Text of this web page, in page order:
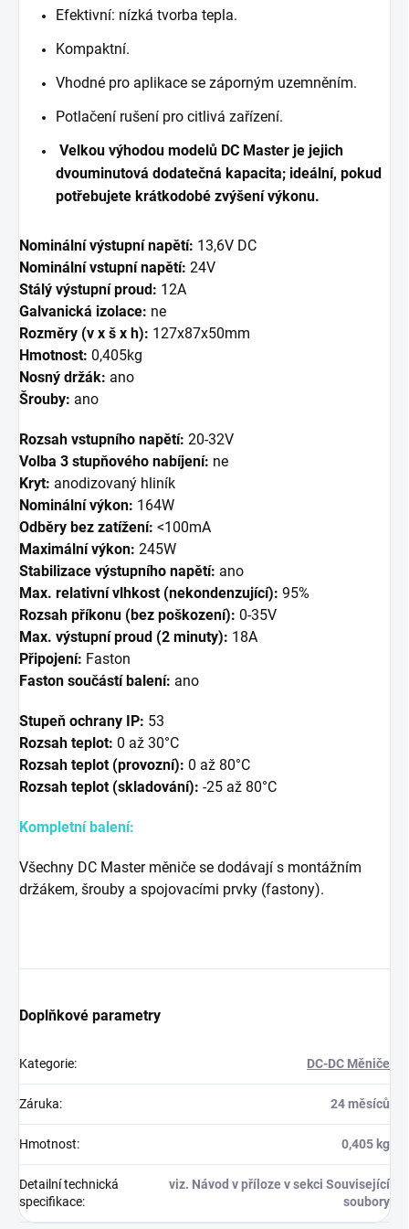
Efektivní: nízká tvorba tepla.
Kompaktní.
Vhodné pro aplikace se záporným uzemněním.
Potlačení rušení pro citlivá zařízení.
Velkou výhodou modelů DC Master je jejich
dvouminutová dodatečná kapacita; ideální, pokud
potřebujete krátkodobé zvýšení výkonu.
Nominální výstupní napětí: 13,6V DC
Nominální vstupní napětí: 24V
Stálý výstupní proud: 12A
Galvanická izolace: ne
Rozměry (v x š x h): 127x87x50mm
Hmotnost: 0,405kg
Nosný držák: ano
Šrouby: ano
Rozsah vstupního napětí: 20-32V
Volba 3 stupňového nabíjení: ne
Kryt: anodizovaný hliník
Nominální výkon: 164W
Odběry bez zatížení: <100mA
Maximální výkon: 245W
Stabilizace výstupního napětí: ano
Max. relativní vlhkost (nekondenzující): 95%
Rozsah příkonu (bez poškození): 0-35V
Max. výstupní proud (2 minuty): 18A
Připojení: Faston
Faston součástí balení: ano
Stupeň ochrany IP: 53
Rozsah teplot: 0 až 30°C
Rozsah teplot (provozní): 0 až 80°C
Rozsah teplot (skladování): -25 až 80°C
Kompletní balení:
Všechny DC Master měniče se dodávají s montážním
držákem, šrouby a spojovacími prvky (fastony).
Doplňkové parametry
Kategorie: DC-DC Měniče
Záruka: 24 měsíců
Hmotnost: 0,405 kg
Detailní technická
specifikace:
viz. Návod v příloze v sekci Související
soubory